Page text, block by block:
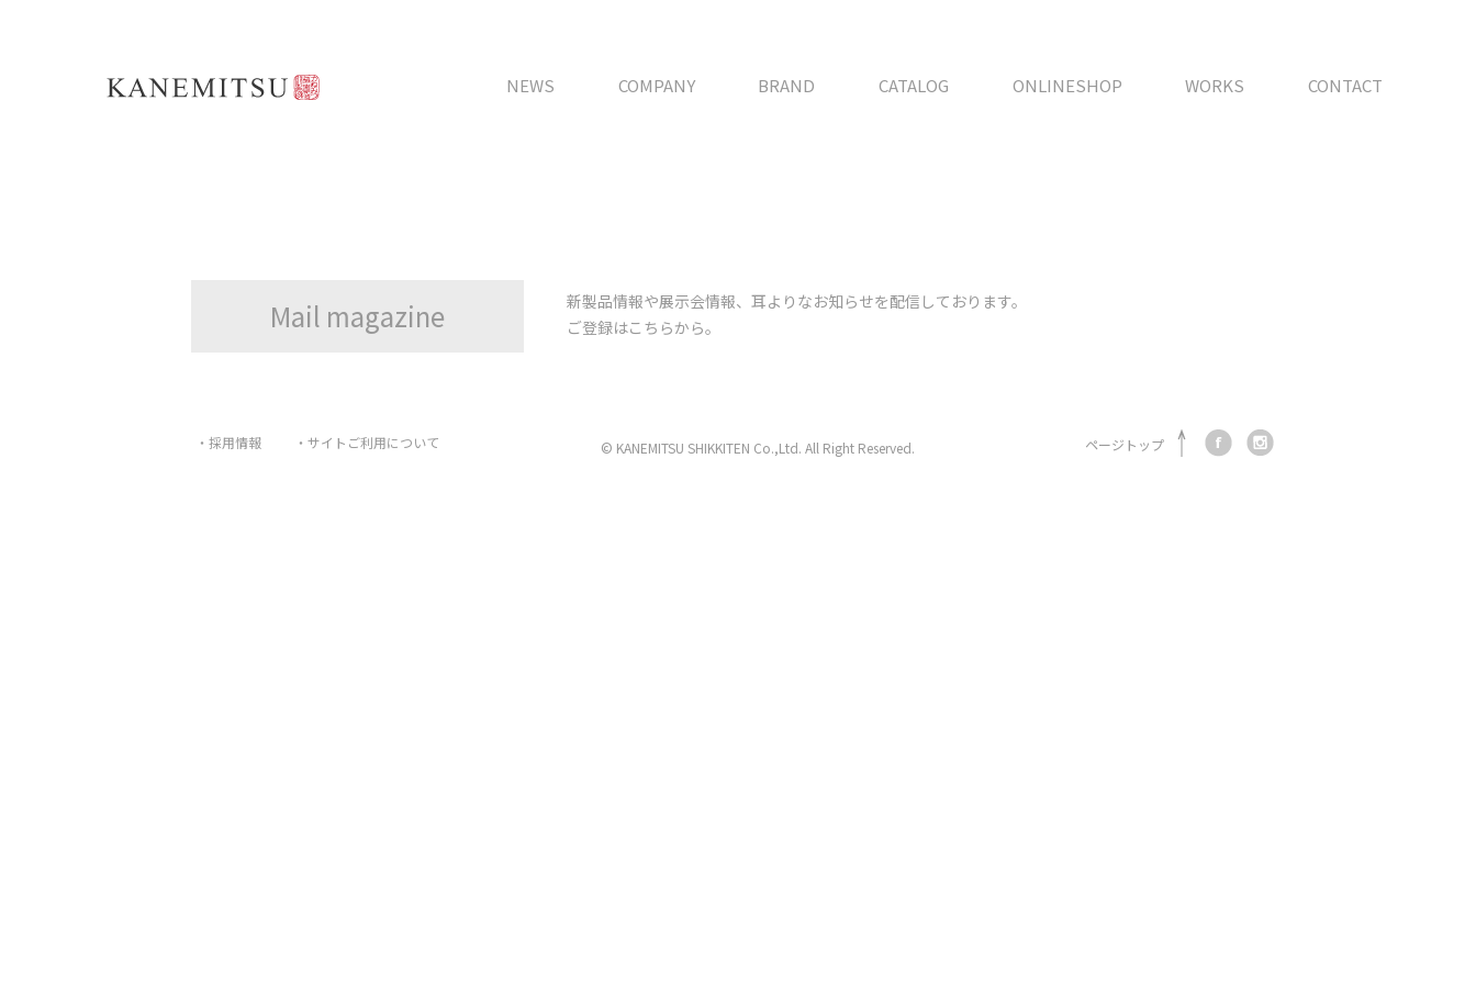
NEWS COMPANY BRAND CATALOG ONLINESHOP WORKS CONTACT
Mail magazine
新製品情報や展示会情報、耳よりなお知らせを配信しております。
ご登録はこちらから。
© KANEMITSU SHIKKITEN Co.,Ltd. All Right Reserved. ページトップ
・採用情報 ・サイトご利用について